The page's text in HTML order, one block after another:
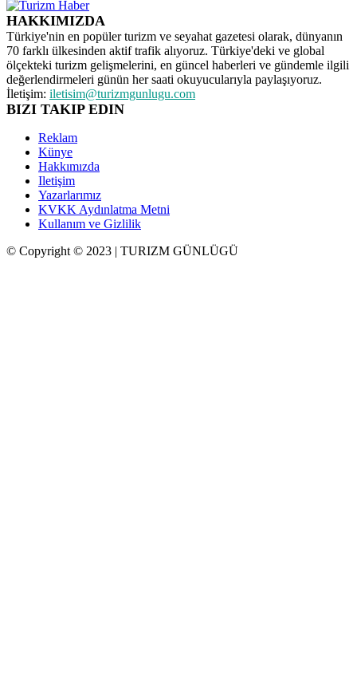
HAKKIMIZDA
Türkiye'nin en popüler turizm ve seyahat gazetesi olarak, dünyanın
70 farklı ülkesinden aktif trafik alıyoruz. Türkiye'deki ve global
ölçekteki turizm gelişmelerini, en güncel haberleri ve gündemle ilgili
değerlendirmeleri günün her saati okuyucularıyla paylaşıyoruz.
İletişim: iletisim@turizmgunlugu.com
BIZI TAKIP EDIN
Reklam
Künye
Hakkımızda
Iletişim
Yazarlarımız
KVKK Aydınlatma Metni
Kullanım ve Gizlilik
© Copyright © 2023 | TURIZM GÜNLÜGÜ